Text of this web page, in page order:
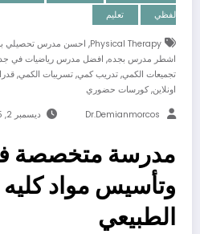
لفظي
تعليم
Physical Therapy
, احسن مدرس تحصيلي
اشطر مدرس بجده, افضل مدرس رياضيات في
تجميعات الكمي, تدريب كمي, تسريبات الكمي,
اونلاين,كورسات حضوري
Dr.demianmorcos ديسمبر 2, 2025
مدرسة متخصصة
وتأسيس مواد كليه
الطبيعي